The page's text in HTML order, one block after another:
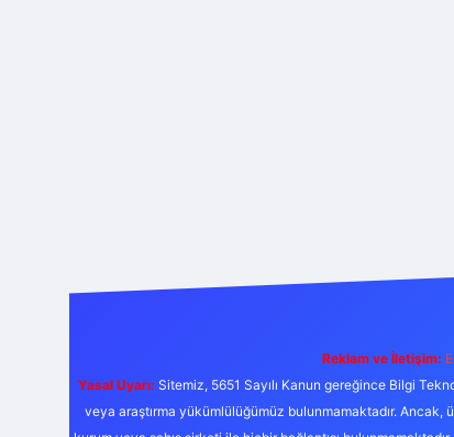
Reklam ve İletişim:
Yasal Uyarı: Sitemiz, 5651 Sayılı Kanun gereğince Bilgi
veya araştırma yükümlülüğümüz bulunmamaktadır. Ancak,